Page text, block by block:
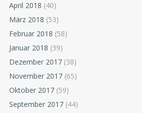
April 2018 (40)
März 2018 (53)
Februar 2018 (58)
Januar 2018 (39)
Dezember 2017 (38)
November 2017 (65)
Oktober 2017 (59)
September 2017 (44)